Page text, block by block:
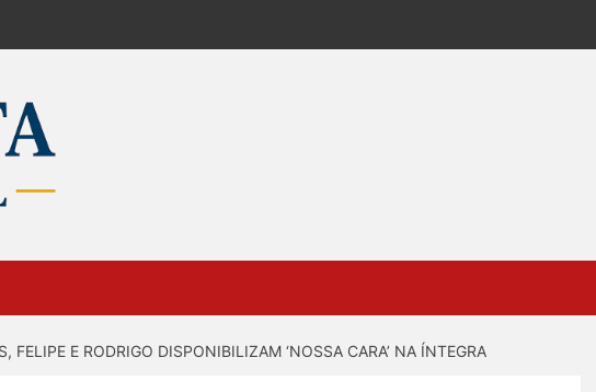
FELIPE E RODRIGO DISPONIBILIZAM ‘NOSSA CARA’ NA ÍNTEGRA